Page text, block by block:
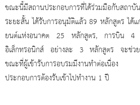
ขณะนี้มีสถานประกอบการที่ได้ร่วมมือกับสถาบั
ระยะสั้น ได้รับการอนุมัติแล้ว89 หลักสูตร ได้
ยนต์แห่งอนาคต 25 หลักสูตร, การบิน 4
อิเล็กทรอนิกส์ อย่างละ 3 หลักสูตร จะช่วย
ขณะที่ผู้เข้ารับการอบรมมีงานทำต่อเนื่อง เ
ประกอบการต้องรับเข้าไปทำงาน 1 ปี